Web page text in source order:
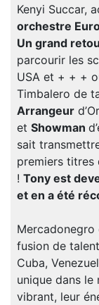
Kenyi Succar,
orchestre
Un grand
parcourir les
USA et + + +
Timbalero de
Arrangeur
et Showman
sait
premiers titres
! Tony est
et en a été
Mercadonegro
fusion de
Cuba,
unique dans le
vibrant, leur